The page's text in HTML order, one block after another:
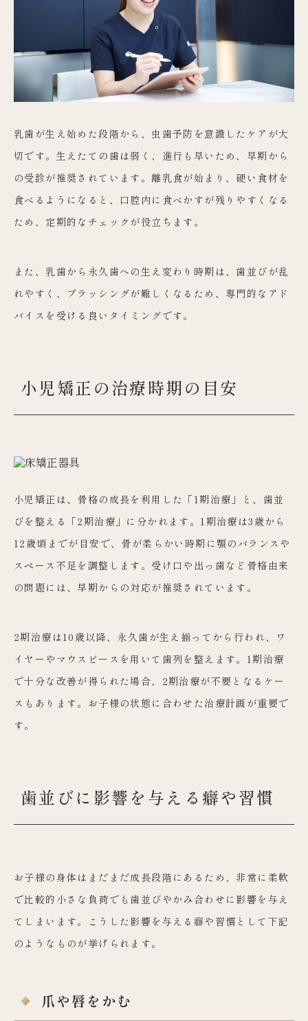
乳歯が生え始めた段階から、虫歯予防を意識したケアが大
切です。生えたての歯は弱く、進行も早いため、早期から
の受診が推奨されています。離乳食が始まり、硬い食材を
食べるようになると、口腔内に食べかすが残りやすくなる
ため、定期的なチェックが役立ちます。
また、乳歯から永久歯への生え変わり時期は、歯並びが乱
れやすく、ブラッシングが難しくなるため、専門的なアド
バイスを受ける良いタイミングです。
小児矯正の治療時期の目安
小児矯正は、骨格の成長を利用した「1期治療」と、歯並
びを整える「2期治療」に分かれます。1期治療は3歳から
12歳頃までが目安で、骨が柔らかい時期に顎のバランスや
スペース不足を調整します。受け口や出っ歯など骨格由来
の問題には、早期からの対応が推奨されています。
2期治療は10歳以降、永久歯が生え揃ってから行われ、ワ
イヤーやマウスピースを用いて歯列を整えます。1期治療
で十分な改善が得られた場合、2期治療が不要となるケー
スもあります。お子様の状態に合わせた治療計画が重要で
す。
歯並びに影響を与える癖や習慣
お子様の身体はまだまだ成長段階にあるため、非常に柔軟
で比較的小さな負荷でも歯並びやかみ合わせに影響を与え
てしまいます。こうした影響を与える癖や習慣として下記
のようなものが挙げられます。
爪や唇をかむ